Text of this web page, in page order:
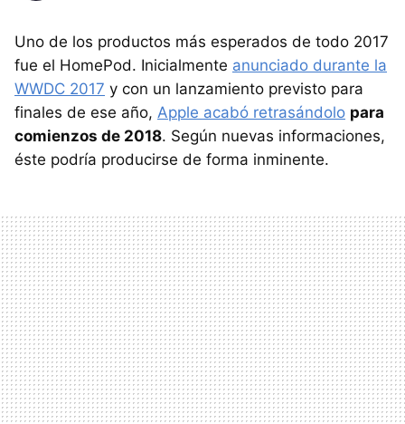
Uno de los productos más esperados de todo 2017
fue el HomePod. Inicialmente anunciado durante la
WWDC 2017 y con un lanzamiento previsto para
finales de ese año, Apple acabó retrasándolo para
comienzos de 2018. Según nuevas informaciones,
éste podría producirse de forma inminente.